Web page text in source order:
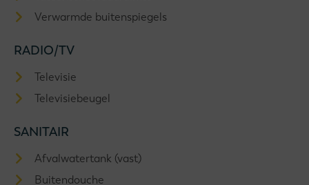
Verwarmde buitenspiegels
RADIO/TV
Televisie
Televisiebeugel
SANITAIR
Afvalwatertank (vast)
Buitendouche